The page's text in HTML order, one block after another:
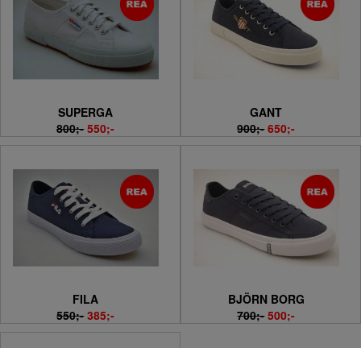
SUPERGA
800;- 550;-
GANT
900;- 650;-
FILA
550;- 385;-
BJÖRN BORG
700;- 500;-